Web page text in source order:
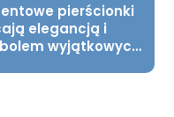
pierścionki
elegancją i
wyjątkowych